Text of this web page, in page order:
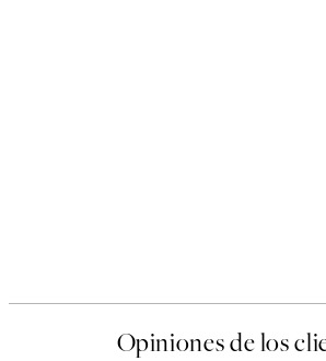
Opiniones de los